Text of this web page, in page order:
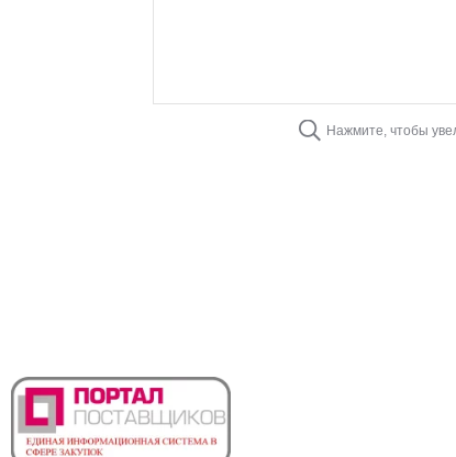
Нажмите, чтобы